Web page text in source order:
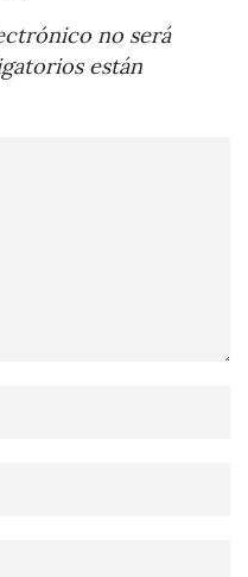
no será
están